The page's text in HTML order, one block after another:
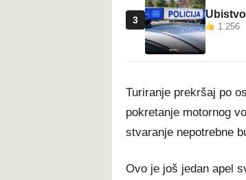
3
Turiranje prekršaj po
pokretanje motornog
stvaranje nepotrebne
Ovo je još jedan apel